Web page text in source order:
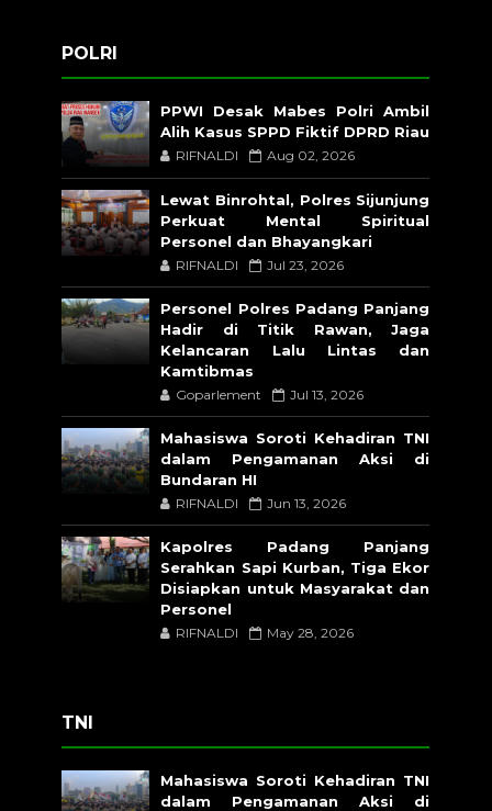
POLRI
PPWI Desak Mabes Polri Ambil
Alih Kasus SPPD Fiktif DPRD Riau
RIFNALDI Aug 02, 2026
Lewat Binrohtal, Polres Sijunjung
Perkuat Mental Spiritual
Personel dan Bhayangkari
RIFNALDI Jul 23, 2026
Personel Polres Padang Panjang
Hadir di Titik Rawan, Jaga
Kelancaran Lalu Lintas dan
Kamtibmas
Goparlement Jul 13, 2026
Mahasiswa Soroti Kehadiran TNI
dalam Pengamanan Aksi di
Bundaran HI
RIFNALDI Jun 13, 2026
Kapolres Padang Panjang
Serahkan Sapi Kurban, Tiga Ekor
Disiapkan untuk Masyarakat dan
Personel
RIFNALDI May 28, 2026
TNI
Mahasiswa Soroti Kehadiran TNI
dalam Pengamanan Aksi di